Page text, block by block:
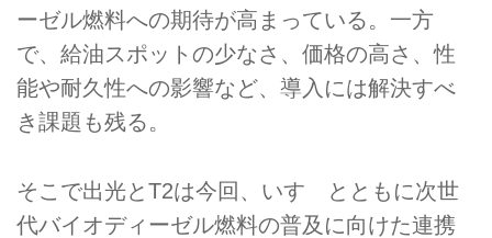
ーゼル燃料への期待が高まっている。一方
で、給油スポットの少なさ、価格の高さ、性
能や耐久性への影響など、導入には解決すべ
き課題も残る。
そこで出光とT2は今回、いすゞとともに次世
代バイオディーゼル燃料の普及に向けた連携